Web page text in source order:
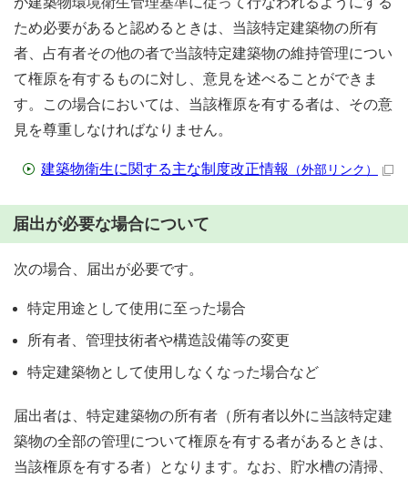
ため必要があると認めるときは、当該特定建築物の所有
者、占有者その他の者で当該特定建築物の維持管理につい
て権原を有するものに対し、意見を述べることができま
す。この場合においては、当該権原を有する者は、その意
見を尊重しなければなりません。
建築物衛生に関する主な制度改正情報 （外部リンク）
届出が必要な場合について
次の場合、届出が必要です。
特定用途として使用に至った場合
所有者、管理技術者や構造設備等の変更
特定建築物として使用しなくなった場合など
届出者は、特定建築物の所有者（所有者以外に当該特定建
築物の全部の管理について権原を有する者があるときは、
当該権原を有する者）となります。なお、貯水槽の清掃、